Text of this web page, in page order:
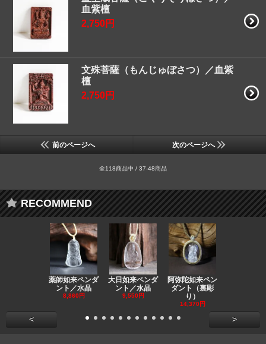
血紫檀
2,750円
文殊菩薩（もんじゅぼさつ）／血紫
檀
2,750円
前のページへ 次のページへ
全118商品中 / 37-48商品
RECOMMEND
薬師如来ペンダ
ント／水晶
8,860円
大日如来ペンダ
ント／水晶
9,550円
阿弥陀如来ペン
ダント（裏彫
り）
14,370円
< >